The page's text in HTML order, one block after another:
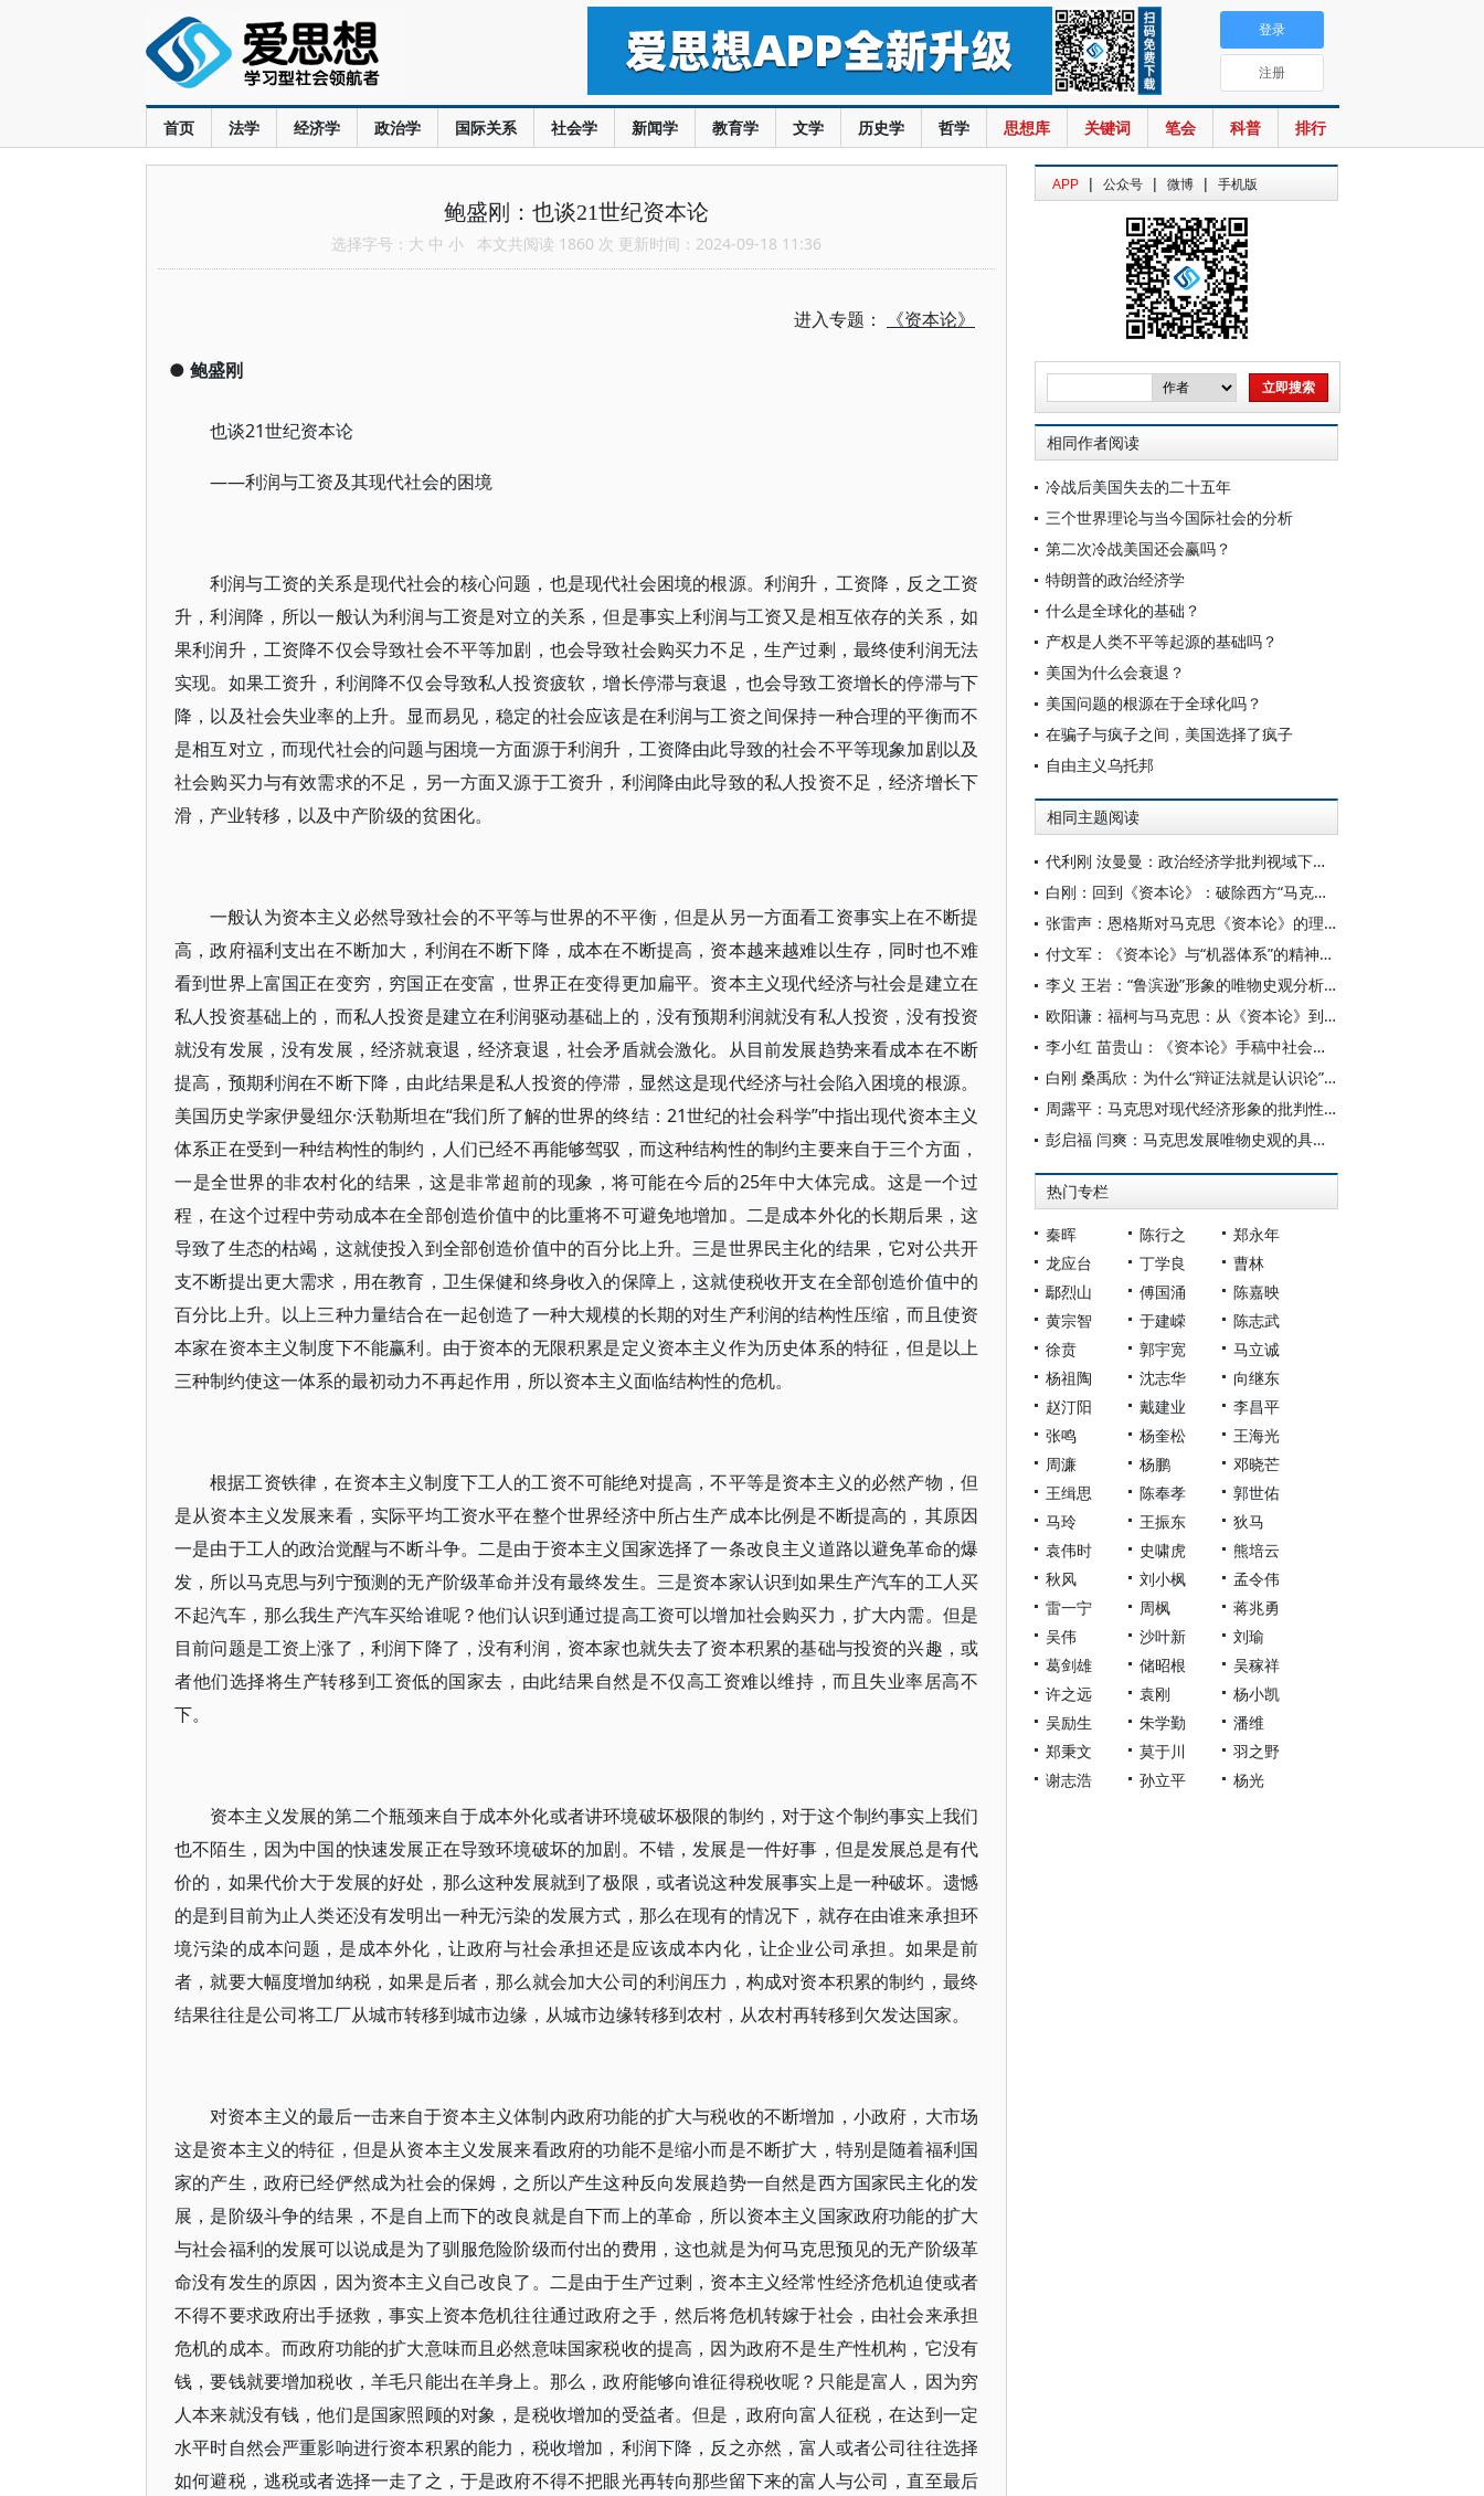
首页 法学 经济学 政治学 国际关系 社会学 新闻学 教育学 文学 历史学 哲学 思想库 关键词 笔会 科普 排行
登录
注册
鲍盛刚：也谈21世纪资本论
选择字号： 大 中 小 本文共阅读 1860 次 更新时间：2024-09-18 11:36
进入专题： 《资本论》
● 鲍盛刚
也谈21世纪资本论
——利润与工资及其现代社会的困境
利润与工资的关系是现代社会的核心问题，也是现代社会困境的根源。利润升，工资降，反之工资
升，利润降，所以一般认为利润与工资是对立的关系，但是事实上利润与工资又是相互依存的关系，如
果利润升，工资降不仅会导致社会不平等加剧，也会导致社会购买力不足，生产过剩，最终使利润无法
实现。如果工资升，利润降不仅会导致私人投资疲软，增长停滞与衰退，也会导致工资增长的停滞与下
降，以及社会失业率的上升。显而易见，稳定的社会应该是在利润与工资之间保持一种合理的平衡而不
是相互对立，而现代社会的问题与困境一方面源于利润升，工资降由此导致的社会不平等现象加剧以及
社会购买力与有效需求的不足，另一方面又源于工资升，利润降由此导致的私人投资不足，经济增长下
滑，产业转移，以及中产阶级的贫困化。
一般认为资本主义必然导致社会的不平等与世界的不平衡，但是从另一方面看工资事实上在不断提
高，政府福利支出在不断加大，利润在不断下降，成本在不断提高，资本越来越难以生存，同时也不难
看到世界上富国正在变穷，穷国正在变富，世界正在变得更加扁平。资本主义现代经济与社会是建立在
私人投资基础上的，而私人投资是建立在利润驱动基础上的，没有预期利润就没有私人投资，没有投资
就没有发展，没有发展，经济就衰退，经济衰退，社会矛盾就会激化。从目前发展趋势来看成本在不断
提高，预期利润在不断下降，由此结果是私人投资的停滞，显然这是现代经济与社会陷入困境的根源。
美国历史学家伊曼纽尔·沃勒斯坦在“我们所了解的世界的终结：21世纪的社会科学”中指出现代资本主义
体系正在受到一种结构性的制约，人们已经不再能够驾驭，而这种结构性的制约主要来自于三个方面，
一是全世界的非农村化的结果，这是非常超前的现象，将可能在今后的25年中大体完成。这是一个过
程，在这个过程中劳动成本在全部创造价值中的比重将不可避免地增加。二是成本外化的长期后果，这
导致了生态的枯竭，这就使投入到全部创造价值中的百分比上升。三是世界民主化的结果，它对公共开
支不断提出更大需求，用在教育，卫生保健和终身收入的保障上，这就使税收开支在全部创造价值中的
百分比上升。以上三种力量结合在一起创造了一种大规模的长期的对生产利润的结构性压缩，而且使资
本家在资本主义制度下不能赢利。由于资本的无限积累是定义资本主义作为历史体系的特征，但是以上
三种制约使这一体系的最初动力不再起作用，所以资本主义面临结构性的危机。
根据工资铁律，在资本主义制度下工人的工资不可能绝对提高，不平等是资本主义的必然产物，但
是从资本主义发展来看，实际平均工资水平在整个世界经济中所占生产成本比例是不断提高的，其原因
一是由于工人的政治觉醒与不断斗争。二是由于资本主义国家选择了一条改良主义道路以避免革命的爆
发，所以马克思与列宁预测的无产阶级革命并没有最终发生。三是资本家认识到如果生产汽车的工人买
不起汽车，那么我生产汽车买给谁呢？他们认识到通过提高工资可以增加社会购买力，扩大内需。但是
目前问题是工资上涨了，利润下降了，没有利润，资本家也就失去了资本积累的基础与投资的兴趣，或
者他们选择将生产转移到工资低的国家去，由此结果自然是不仅高工资难以维持，而且失业率居高不
下。
资本主义发展的第二个瓶颈来自于成本外化或者讲环境破坏极限的制约，对于这个制约事实上我们
也不陌生，因为中国的快速发展正在导致环境破坏的加剧。不错，发展是一件好事，但是发展总是有代
价的，如果代价大于发展的好处，那么这种发展就到了极限，或者说这种发展事实上是一种破坏。遗憾
的是到目前为止人类还没有发明出一种无污染的发展方式，那么在现有的情况下，就存在由谁来承担环
境污染的成本问题，是成本外化，让政府与社会承担还是应该成本内化，让企业公司承担。如果是前
者，就要大幅度增加纳税，如果是后者，那么就会加大公司的利润压力，构成对资本积累的制约，最终
结果往往是公司将工厂从城市转移到城市边缘，从城市边缘转移到农村，从农村再转移到欠发达国家。
对资本主义的最后一击来自于资本主义体制内政府功能的扩大与税收的不断增加，小政府，大市场
这是资本主义的特征，但是从资本主义发展来看政府的功能不是缩小而是不断扩大，特别是随着福利国
家的产生，政府已经俨然成为社会的保姆，之所以产生这种反向发展趋势一自然是西方国家民主化的发
展，是阶级斗争的结果，不是自上而下的改良就是自下而上的革命，所以资本主义国家政府功能的扩大
与社会福利的发展可以说成是为了驯服危险阶级而付出的费用，这也就是为何马克思预见的无产阶级革
命没有发生的原因，因为资本主义自己改良了。二是由于生产过剩，资本主义经常性经济危机迫使或者
不得不要求政府出手拯救，事实上资本危机往往通过政府之手，然后将危机转嫁于社会，由社会来承担
危机的成本。而政府功能的扩大意味而且必然意味国家税收的提高，因为政府不是生产性机构，它没有
钱，要钱就要增加税收，羊毛只能出在羊身上。那么，政府能够向谁征得税收呢？只能是富人，因为穷
人本来就没有钱，他们是国家照顾的对象，是税收增加的受益者。但是，政府向富人征税，在达到一定
水平时自然会严重影响进行资本积累的能力，税收增加，利润下降，反之亦然，富人或者公司往往选择
如何避税，逃税或者选择一走了之，于是政府不得不把眼光再转向那些留下来的富人与公司，直至最后
APP | 公众号 | 微博 | 手机版
相同作者阅读
冷战后美国失去的二十五年
三个世界理论与当今国际社会的分析
第二次冷战美国还会赢吗？
特朗普的政治经济学
什么是全球化的基础？
产权是人类不平等起源的基础吗？
美国为什么会衰退？
美国问题的根源在于全球化吗？
在骗子与疯子之间，美国选择了疯子
自由主义乌托邦
相同主题阅读
代利刚 汝曼曼：政治经济学批判视域下《资本论》抽象理论再阐释
白刚：回到《资本论》：破除西方“马克思学”的两个教条
张雷声：恩格斯对马克思《资本论》的理论贡献
付文军：《资本论》与“机器体系”的精神政治
李义 王岩：“鲁滨逊”形象的唯物史观分析——基于《资本论》及其手稿的考察
欧阳谦：福柯与马克思：从《资本论》到权力谱系学
李小红 苗贵山：《资本论》手稿中社会形态理论刍议
白刚 桑禹欣：为什么“辩证法就是认识论”？
周露平：马克思对现代经济形象的批判性超越
彭启福 闫爽：马克思发展唯物史观的具体路径
热门专栏
秦晖 陈行之
郑永年
龙应台
丁学良
曹林
鄢烈山
傅国涌
陈嘉映
黄宗智
于建嵘
陈志武
徐贲
郭宇宽
马立诚
杨祖陶
沈志华
向继东
赵汀阳
戴建业
李昌平
张鸣
杨奎松
王海光
周濂
杨鹏
邓晓芒
王缉思
陈奉孝
郭世佑
马玲
王振东
狄马
袁伟时
史啸虎
熊培云
秋风
刘小枫
孟令伟
雷一宁
周枫
蒋兆勇
吴伟
沙叶新
刘瑜
葛剑雄
储昭根
吴稼祥
许之远
袁刚
杨小凯
吴励生
朱学勤
潘维
郑秉文
莫于川
羽之野
谢志浩
孙立平 杨光